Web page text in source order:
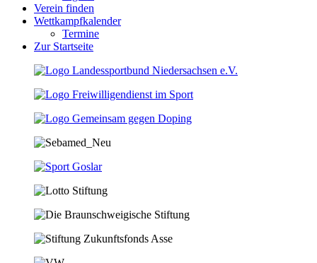
Verein finden
Wettkampfkalender
Termine
Zur Startseite